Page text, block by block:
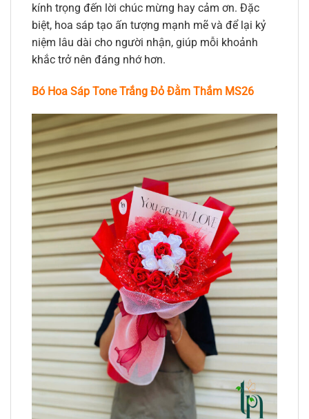
kính trọng đến lời chúc mừng hay cảm ơn. Đặc
biệt, hoa sáp tạo ấn tượng mạnh mẽ và để lại kỷ
niệm lâu dài cho người nhận, giúp mỗi khoảnh
khắc trở nên đáng nhớ hơn.
Bó Hoa Sáp Tone Trắng Đỏ Đằm Thắm MS26